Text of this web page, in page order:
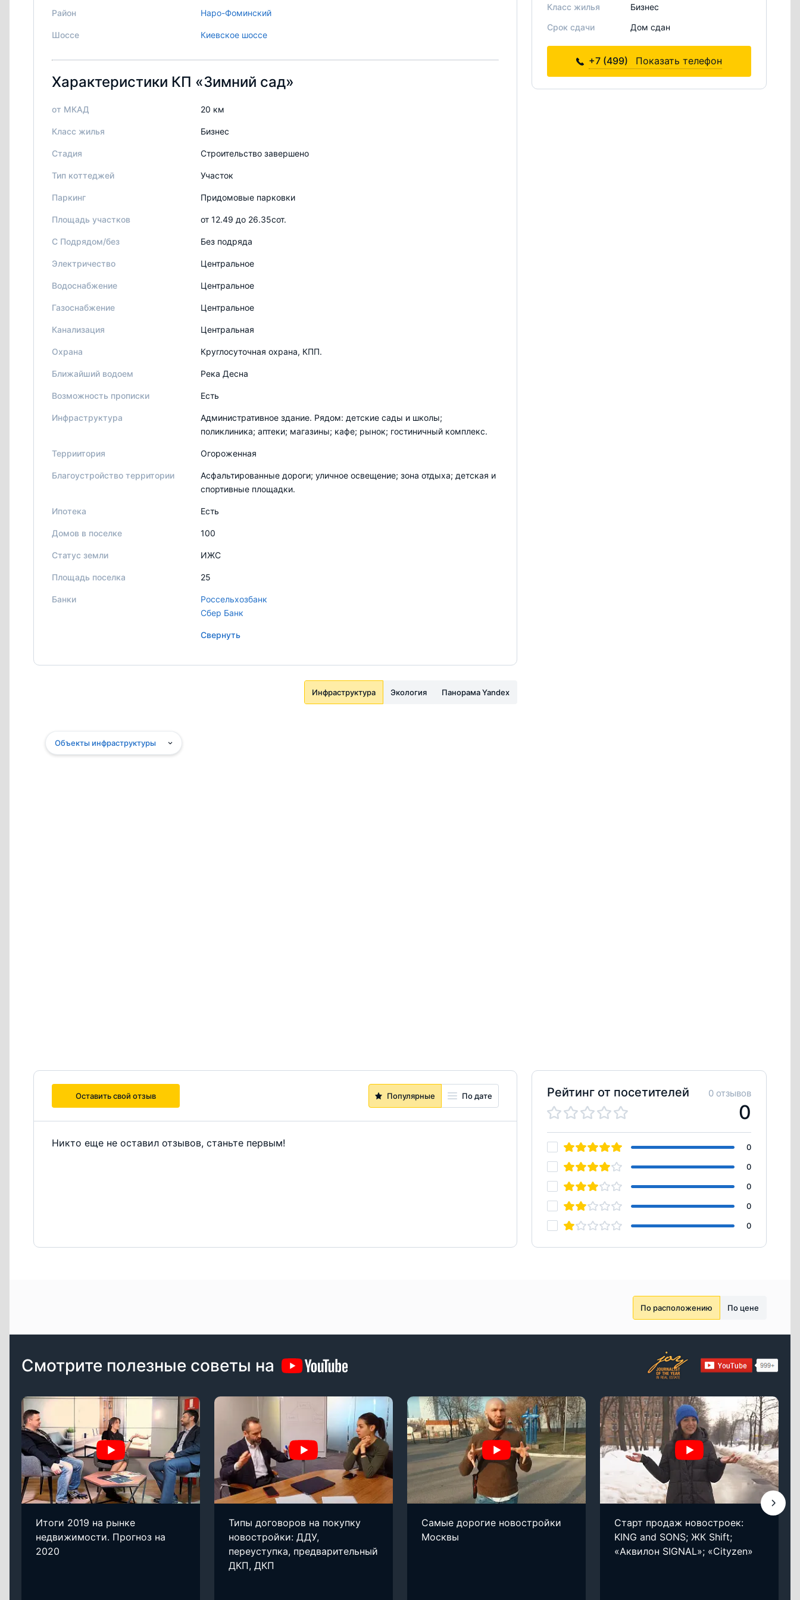
Район Наро-Фоминский
Шоссе Киевское шоссе
Характеристики КП «Зимний сад»
от МКАД 20 км
Класс жилья Бизнес
Стадия Строительство завершено
Тип коттеджей Участок
Паркинг Придомовые парковки
Площадь участков от 12.49 до 26.35сот.
С Подрядом/без Без подряда
Электричество Центральное
Водоснабжение Центральное
Газоснабжение Центральное
Канализация Центральная
Охрана Круглосуточная охрана, КПП.
Ближайший водоем Река Десна
Возможность прописки Есть
Инфраструктура
Административное здание. Рядом: детские сады и школы;
поликлиника; аптеки; магазины; кафе; рынок; гостиничный комплекс.
Терриитория Огороженная
Благоустройство территории
Асфальтированные дороги; уличное освещение; зона отдыха; детская и
спортивные площадки.
Ипотека Есть
Домов в поселке 100
Статус земли ИЖС
Площадь поселка 25
Банки
Россельхозбанк
Сбер Банк
Свернуть
Инфраструктура Экология Панорама Yandex
Объекты инфраструктуры
Класс жилья
Бизнес
Срок сдачи
Дом сдан
+7 (499) Показать телефон
Оставить свой отзыв Популярные По дате
Никто еще не оставил отзывов, станьте первым!
Рейтинг от посетителей 0 отзывов
0
0
0
0
0
0
По расположению По цене
Смотрите полезные советы на
Итоги 2019 на рынке
недвижимости. Прогноз на
2020
Типы договоров на покупку
новостройки: ДДУ,
переуступка, предварительный
ДКП, ДКП
Самые дорогие новостройки
Москвы
Старт продаж новостроек:
KING and SONS; ЖК Shift;
«Аквилон SIGNAL»; «Cityzen»